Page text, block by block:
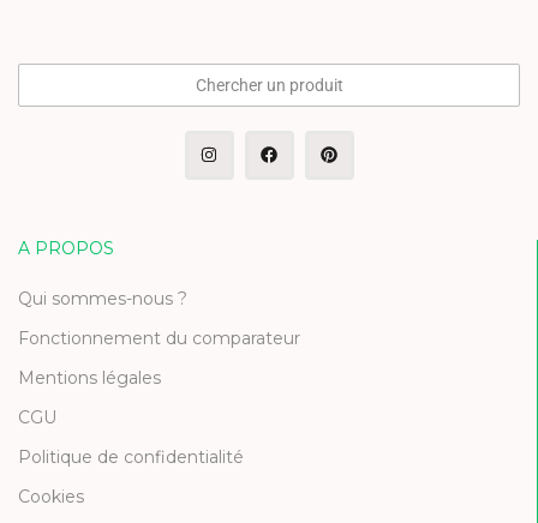
Chercher un produit
A PROPOS
Qui sommes-nous ?
Fonctionnement du comparateur
Mentions légales
CGU
Politique de confidentialité
Cookies